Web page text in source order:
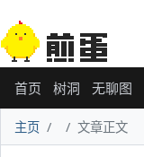
首页 树洞 无聊图
主页 文章正文